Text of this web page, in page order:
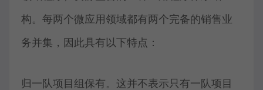
构。每两个微应用领域都有两个完备的销售业
务并集，因此具有以下特点：
归一队项目组保有。这并不表示只有一队项目